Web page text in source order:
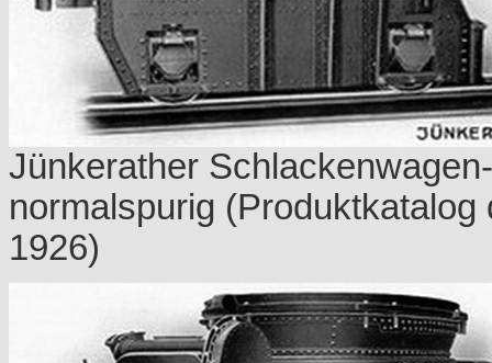
Jünkerather
normalspurig
1926)